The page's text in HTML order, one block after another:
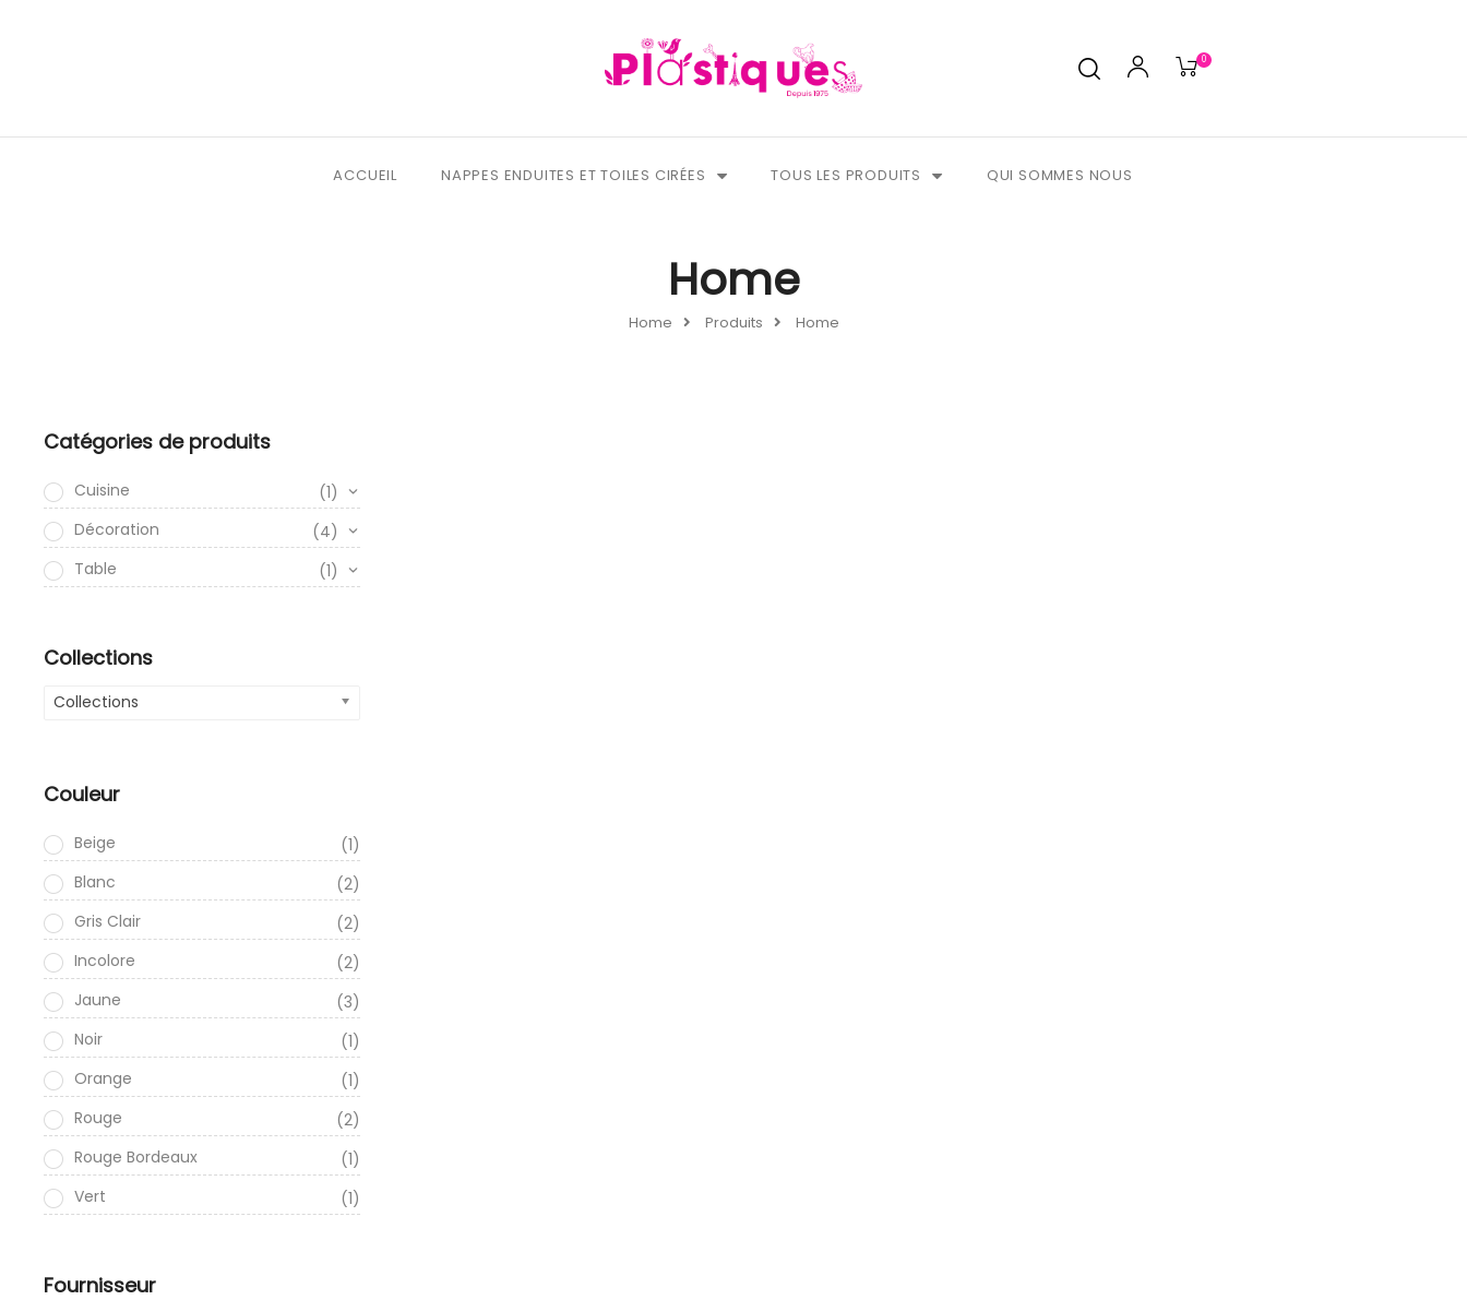
0
ACCUEIL NAPPES ENDUITES ET TOILES CIRÉES TOUS LES PRODUITS QUI SOMMES NOUS
Home Produits Home
Home
Catégories de produits
Cuisine
(1)
Décoration
(4)
Table
(1)
Collections
Collections
Couleur
Beige
(1)
Blanc
(2)
Gris Clair
(2)
Incolore
(2)
Jaune
(3)
Noir
(1)
Orange
(1)
Rouge
(2)
Rouge Bordeaux
(1)
Vert
(1)
Fournisseur